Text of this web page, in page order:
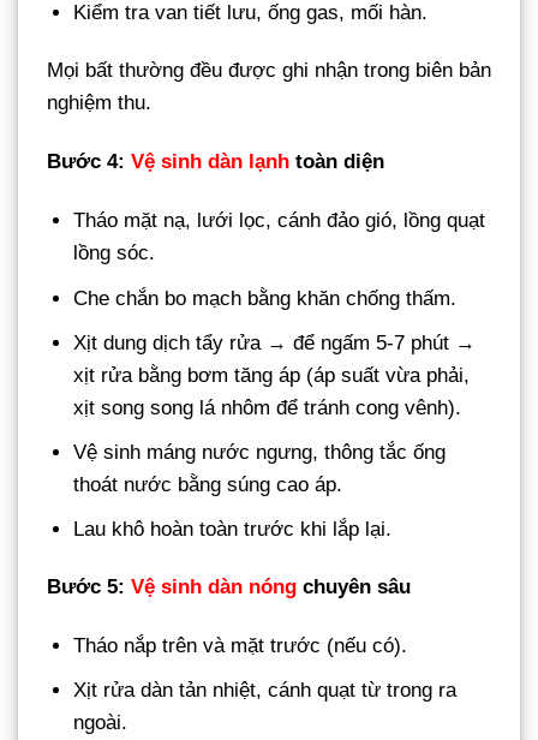
Kiểm tra van tiết lưu, ống gas, mối hàn.
Mọi bất thường đều được ghi nhận trong biên bản
nghiệm thu.
Bước 4: Vệ sinh dàn lạnh toàn diện
Tháo mặt nạ, lưới lọc, cánh đảo gió, lồng quạt
lồng sóc.
Che chắn bo mạch bằng khăn chống thấm.
Xịt dung dịch tẩy rửa → để ngấm 5-7 phút →
xịt rửa bằng bơm tăng áp (áp suất vừa phải,
xịt song song lá nhôm để tránh cong vênh).
Vệ sinh máng nước ngưng, thông tắc ống
thoát nước bằng súng cao áp.
Lau khô hoàn toàn trước khi lắp lại.
Bước 5: Vệ sinh dàn nóng chuyên sâu
Tháo nắp trên và mặt trước (nếu có).
Xịt rửa dàn tản nhiệt, cánh quạt từ trong ra
ngoài.